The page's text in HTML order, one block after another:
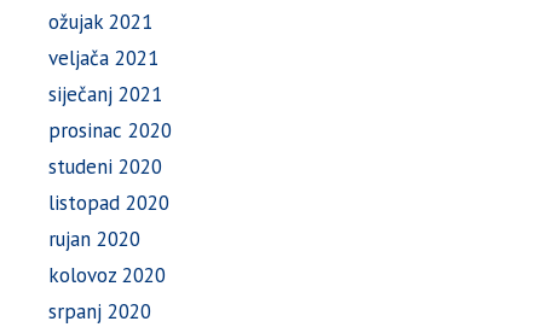
ožujak 2021
veljača 2021
siječanj 2021
prosinac 2020
studeni 2020
listopad 2020
rujan 2020
kolovoz 2020
srpanj 2020